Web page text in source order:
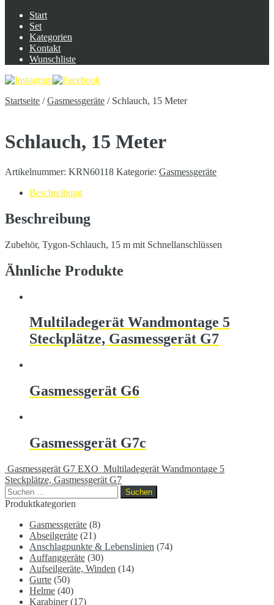
Start
Set
Kategorien
Kontakt
Wunschliste
Startseite /Gasmessgeräte / Schlauch, 15 Meter
Schlauch, 15 Meter
Artikelnummer: KRN60118 Kategorie: Gasmessgeräte
Beschreibung
Beschreibung
Zubehör, Tygon-Schlauch, 15 m mit Schnellanschlüssen
Ähnliche Produkte
Multiladegerät Wandmontage 5
Steckplätze, Gasmessgerät G7
Gasmessgerät G6
Gasmessgerät G7c
Gasmessgerät G7 EXO Multiladegerät Wandmontage 5
Steckplätze, Gasmessgerät G7
Suchen
nach:
Produktkategorien
Gasmessgeräte (8)
Abseilgeräte (21)
Anschlagpunkte & Lebenslinien (74)
Auffanggeräte (30)
Aufseilgeräte, Winden (14)
Gurte (50)
Helme (40)
Karabiner (17)